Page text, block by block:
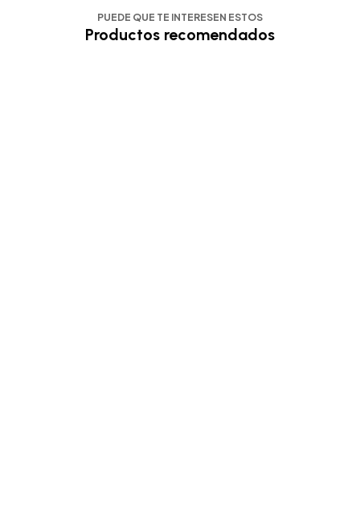
PUEDE QUE TE INTERESEN ESTOS
Productos recomendados